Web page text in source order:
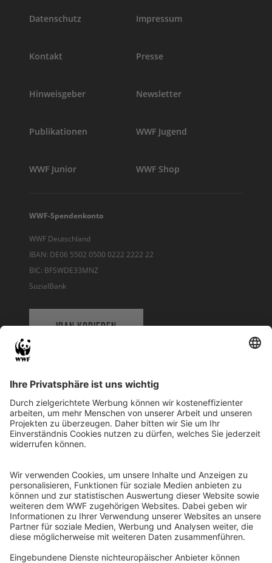
Datenschutz Impressum
Kontakt Presse
Hinweisgeber Newsletter
Publikationen WWF Jugend
WWF Junior WWF Shop
WWF-Spendenkonto
WWF Deutschland
IBAN: DE06 5502 0500 0222 2222 22
BIC: BFSWDE33MNZ
SozialBank
IBAN KOPIEREN
WWF Deutschland
Reinhardtstr. 18
10117 Berlin
Ihre Spende kann steuerlich geltend gemacht werden
Registriert als Stiftung WWF Deutschland, Senatsverwaltung für
Justiz Berlin, Az: 3416/976/2
Umsatzsteuer-Identifikationsnummer: DE 114236103
Freistellungsbescheid: Als gemeinnützige Körperschaft befreit